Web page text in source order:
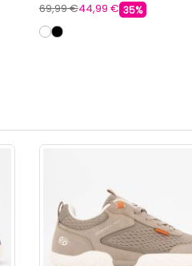
69,99 €44,99 € 35%